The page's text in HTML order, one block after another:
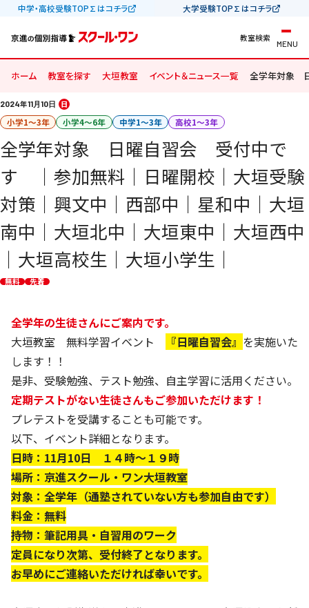
中学・高校受験TOP∑はコチラ 大学受験TOP∑はコチラ
教室検索
MENU
ホーム 教室を探す 大垣教室 イベント＆ニュース一覧 全学年対象
2024年11月10日 日
小学1〜3年 小学4〜6年 中学1〜3年 高校1〜3年
全学年対象 日曜自習会 受付中で
す ｜参加無料｜日曜開校｜大垣受験
対策｜興文中｜西部中｜星和中｜大垣
南中｜大垣北中｜大垣東中｜大垣西中
｜大垣高校生｜大垣小学生｜
無料 先着
全学年の生徒さんにご案内です。
大垣教室 無料学習イベント
『日曜自習会』 を実施いた
します！！
是非、受験勉強、テスト勉強、自主学習に活用ください。
定期テストがない生徒さんもご参加いただけます！
プレテストを受講することも可能です。
以下、イベント詳細となります。
日時：11月10日 １４時～１９時
場所：京進スクール・ワン大垣教室
対象：全学年（通塾されていない方も参加自由です）
料金：無料
持物：筆記用具・自習用のワーク
定員になり次第、受付終了となります。
お早めにご連絡いただければ幸いです。